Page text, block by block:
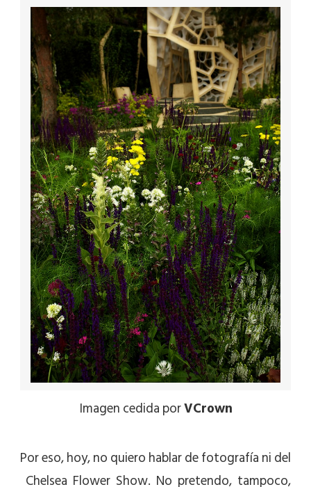
Imagen cedida porVCrown
Por eso, hoy, no quiero hablar de fotografía ni del
Chelsea Flower Show. No pretendo, tampoco,